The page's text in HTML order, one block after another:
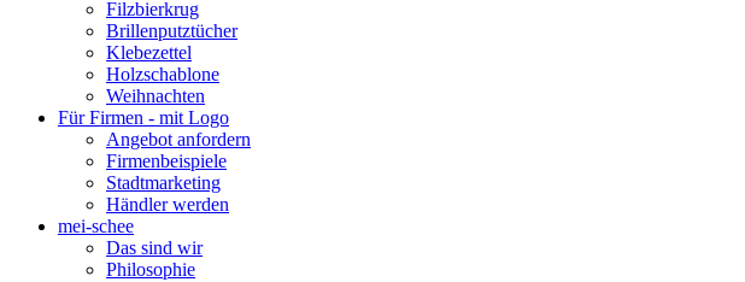
Filzbierkrug
Brillenputztücher
Klebezettel
Holzschablone
Weihnachten
Für Firmen - mit Logo
Angebot anfordern
Firmenbeispiele
Stadtmarketing
Händler werden
mei-schee
Das sind wir
Philosophie